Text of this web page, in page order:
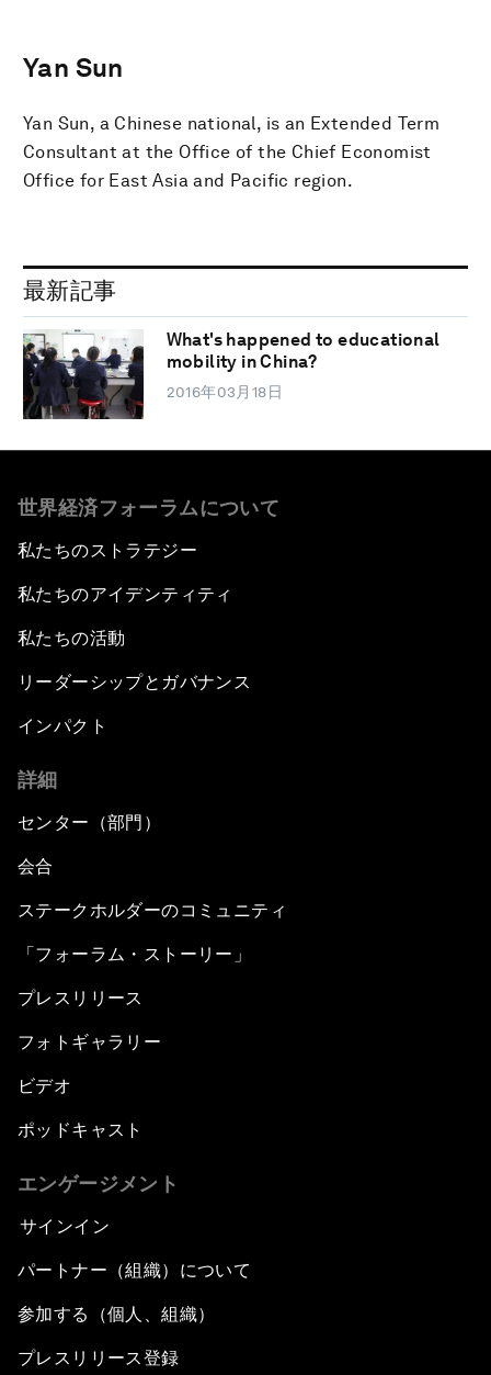
Yan Sun
Yan Sun, a Chinese national, is an Extended Term
Consultant at the Office of the Chief Economist
Office for East Asia and Pacific region.
最新記事
What's happened to educational
mobility in China?
2016年03月18日
世界経済フォーラムについて
私たちのストラテジー
私たちのアイデンティティ
私たちの活動
リーダーシップとガバナンス
インパクト
詳細
センター（部門）
会合
ステークホルダーのコミュニティ
「フォーラム・ストーリー」
プレスリリース
フォトギャラリー
ビデオ
ポッドキャスト
エンゲージメント
サインイン
パートナー（組織）について
参加する（個人、組織）
プレスリリース登録